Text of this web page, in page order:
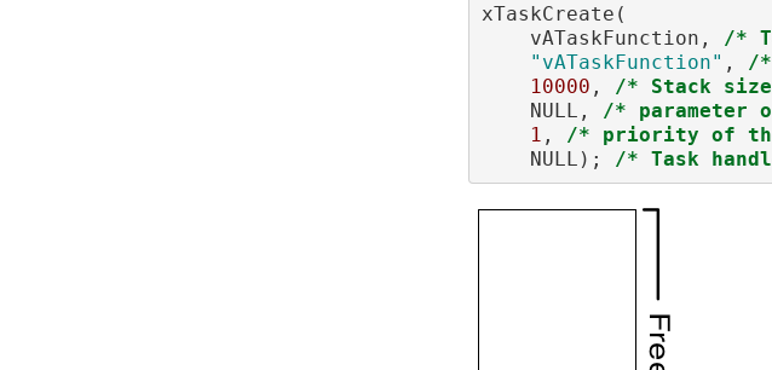
xTaskCreate(
    vATaskFunction,
/*
"vATaskFunction" ,
/
10000 ,
/* Stack
    NULL,
/* parameter
1 ,
/* priority of
    NULL);
/* Task